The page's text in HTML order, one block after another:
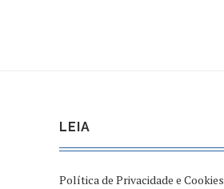
LEIA
Política de Privacidade e Cookies